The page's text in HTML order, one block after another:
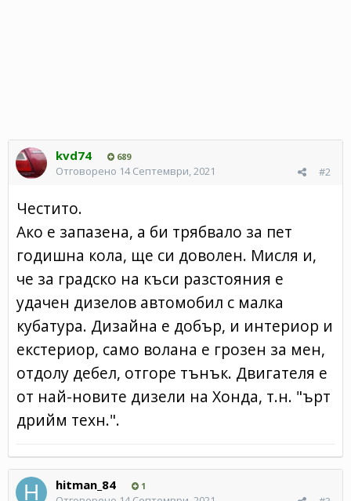
kvd74 689
#2
Отговорено 14 Септември, 2021
Честито.
Ако е запазена, а би трябвало за пет
годишна кола, ще си доволен. Мисля и,
че за градско на къси разстояния е
удачен дизелов автомобил с малка
кубатура. Дизайна е добър, и интериор и
екстериор, само волана е грозен за мен,
отдолу дебел, отгоре тънък. Двигателя е
от най-новите дизели на Хонда, т.н. "ърт
дрийм техн.".
hitman_84 1